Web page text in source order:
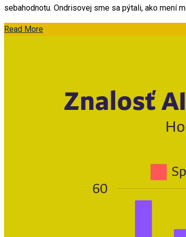
sebahodnotu. Ondrisovej sme sa pýtali, ako mení
Read More